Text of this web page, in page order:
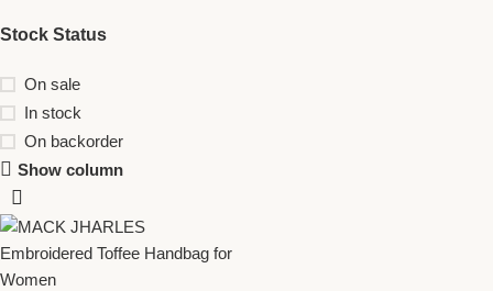
Stock Status
On sale
In stock
On backorder
Show column